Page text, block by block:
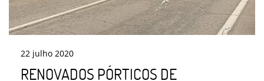
22 julho 2020
RENOVADOS PÓRTICOS DE